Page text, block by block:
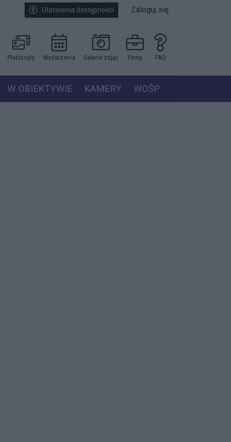
Ułatwienia dostępności Zaloguj się
Plebiscyty Wydarzenia Galerie zdjęć Firmy FAQ
W OBIEKTYWIE KAMERY WOŚP